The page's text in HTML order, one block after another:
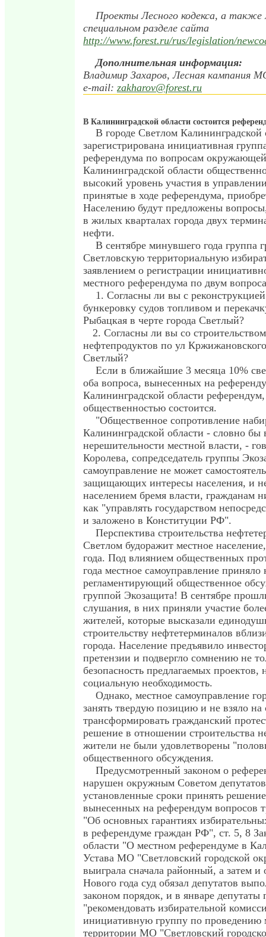
Проекты Лесного кодекса, а также
специальном разделе сайта
http://www.forest.ru/rus/legislation/
Дополнительная информация:
Владимир Захаров, Лесная кампания
e-mail: zakharov@forest.ru
В Калининградской области состоится
В городе Светлом Калининградской
зарегистрирована инициативная
референдума по вопросам
Калининградской области
высокий уровень участия в
принятые в ходе референдума,
Населению будут предложены
в жилых кварталах города двух
нефти.
В сентябре минувшего года группа
Светловскую территориальную
заявлением о регистрации
местного референдума по двум
1. Согласны ли вы с
бункеровку судов топливом и
Рыбацкая в черте города Светлый?
2. Согласны ли вы со
нефтепродуктов по ул
Светлый?
Если в ближайшие 3 месяца 10%
оба вопроса, вынесенных на
Калининградской области
общественностью состоится.
"Общественное сопротивление
Калининградской области - словно бы
нерешительности местной власти, -
Королева, сопредседатель группы
самоуправление не может
защищающих интересы населения, и
населением бремя власти, гражданам
как "управлять государством
и заложено в Конституции РФ".
Перспектива строительства
Светлом будоражит местное
года. Под влиянием общественных
года местное самоуправление
регламентирующий общественное
группой Экозащита! В сентябре
слушания, в них приняли участие
жителей, которые высказали
строительству нефтетерминалов
города. Население предъявило
претензии и подвергло сомнению не
безопасность предлагаемых
социальную необходимость.
Однако, местное самоуправление
занять твердую позицию и не взяло на
трансформировать гражданский
решение в отношении строительства
жители не были удовлетворены
общественного обсуждения.
Предусмотренный законом о
нарушен окружным Советом
установленные сроки принять
вынесенных на референдум вопросов
"Об основных гарантиях
в референдуме граждан РФ", ст. 5, 8
области "О местном референдуме в
Устава МО "Светловский городской
выиграла сначала районный, а затем и
Нового года суд обязал депутатов
законом порядок, и в январе
"рекомендовать избирательной
инициативную группу по проведению
территории МО "Светловский